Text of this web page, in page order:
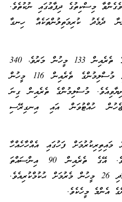
މިސްކިތުގެ ދިފާޢުގައި ނުކުތެވެ.
ދެމެދު ކުރިމަތިލުންތަކެއް ހިނގާ
މިކުރިމަތިލުންތަކުގައި ޔަހޫދީންގެ ތެރެއިން 133 މީހުން މަރުވެ، 340
މީހުންނަށް އަނިޔާވިއެވެ. އަދި މުސްލިމުންގެ ތެރެއިން 116 މީހުން
އަނިޔާވިއެވެ. މުސްލިމުންގެ ތެރެއިން ގިނަ
ހުއްޓުވަން އައި އިނގިރޭސި
ފަހުގައި އެއްހާހެއްހާ
މީހުން ކޯޓަށް ޙާޟިރުކުރިއެވެ. އޭގެ ތެރެއިން 90 އިންސައްތަ
މީހުންނަކީ މުސްލިމުންނެވެ. އަދި 26 މީހުން މެރުމަށް ޙުކުމްކުރިއެވެ.
އެންމެ މީހެކެވެ.